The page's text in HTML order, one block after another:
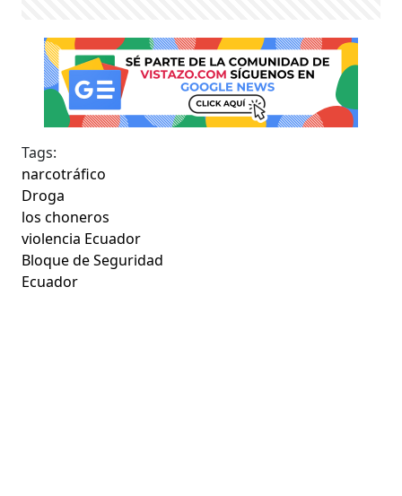
Tags:
narcotráfico
Droga
los choneros
violencia Ecuador
Bloque de Seguridad
Ecuador